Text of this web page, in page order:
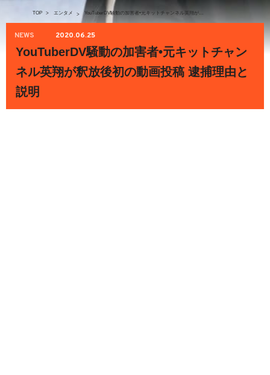
TOP > エンタメ > YouTuberDV騒動の加害者•元キットチャンネル英翔が釈放後初の動画投稿 逮捕理由と説明
NEWS 2020.06.25
YouTuberDV騒動の加害者•元キットチャン
ネル英翔が釈放後初の動画投稿 逮捕理由と
説明